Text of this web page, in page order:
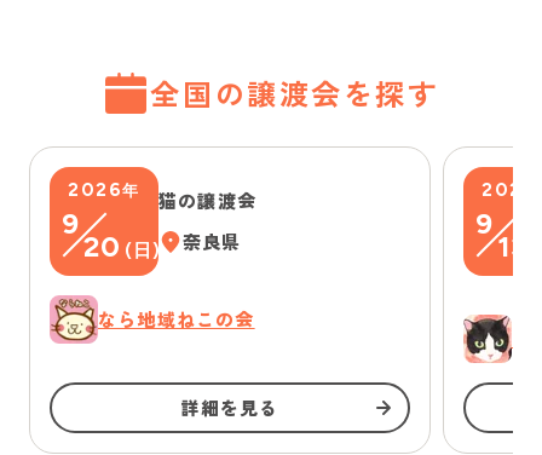
全国の譲渡会を探す
2026年
9
20 ( 日)
猫の譲渡会
奈良県
なら地域ねこの会
詳細を見る
2026
9
13
ゆ